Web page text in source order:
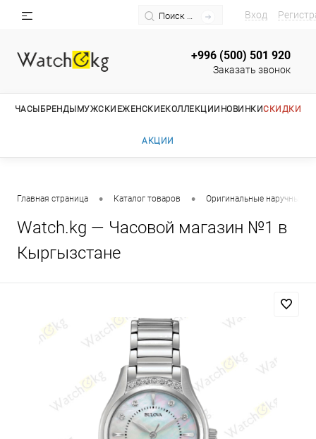
Вход
+996 (500) 501 920
Заказать звонок
ЧАСЫ БРЕНДЫ МУЖСКИЕЖЕНСКИЕКОЛЛЕКЦИИ НОВИНКИСКИДКИ
АКЦИИ
Главная страница • Каталог товаров • Оригинальные наручные
Watch.kg — Часовой магазин №1 в
Кыргызстане